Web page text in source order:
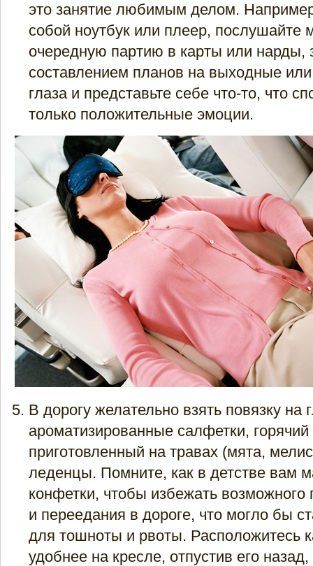
это занятие любимым делом.
собой ноутбук или плеер, послушайте
очередную партию в карты или нарды,
составлением планов на выходные или
глаза и представьте себе что-то, что
только положительные эмоции.
В дорогу желательно взять повязку на
ароматизированные салфетки, горячий
приготовленный на травах (мята,
леденцы. Помните, как в детстве вам
конфетки, чтобы избежать возможного
и переедания в дороге, что могло бы
для тошноты и рвоты. Расположитесь
удобнее на кресле, отпустив его назад,